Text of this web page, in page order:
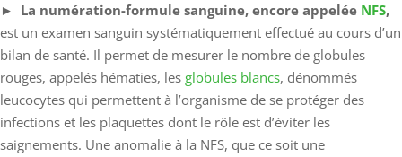
► La numération-formule sanguine, encore appelée NFS,
est un examen sanguin systématiquement effectué au cours d’un
bilan de santé. Il permet de mesurer le nombre de globules
rouges, appelés hématies, les globules blancs, dénommés
leucocytes qui permettent à l’organisme de se protéger des
infections et les plaquettes dont le rôle est d’éviter les
saignements. Une anomalie à la NFS, que ce soit une